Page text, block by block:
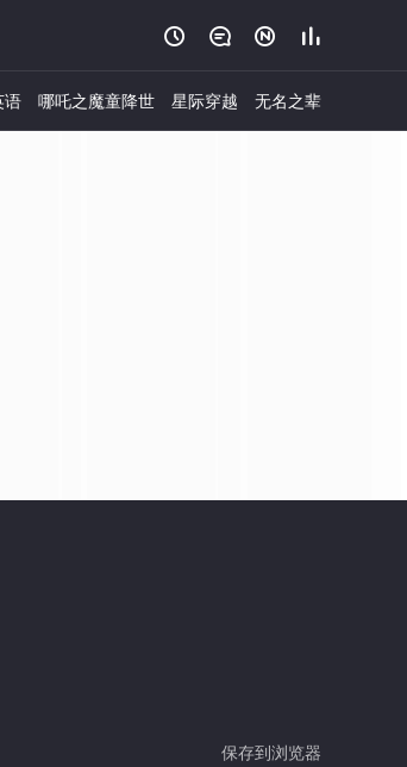
   
语 哪吒之魔童降世 星际穿越 无名之辈
保存到浏览器